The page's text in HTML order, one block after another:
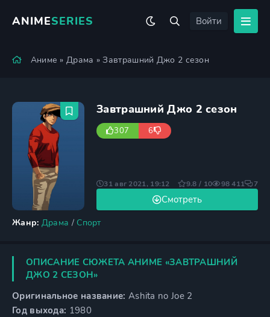
ANIMESERIES Войти
Аниме »Драма » Завтрашний Джо 2 сезон
Завтрашний Джо 2 сезон
307 6
Жанр: Драма / Спорт
Смотреть
31 авг 2021, 19:12 9.8 / 10 98 411 7
ОПИСАНИЕ СЮЖЕТА АНИМЕ «ЗАВТРАШНИЙ
ДЖО 2 СЕЗОН»
Оригинальное название: Ashita no Joe 2
Год выхода: 1980